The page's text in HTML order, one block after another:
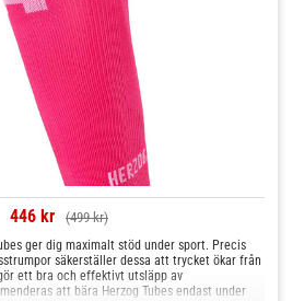
446 kr (499 kr)
ger dig maximalt stöd under sport. Precis
säkerställer dessa att trycket ökar från
ett bra och effektivt utsläpp av
att bära Herzog Tubes endast under